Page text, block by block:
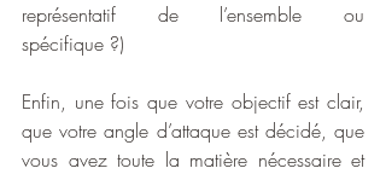
représentatif de l’ensemble ou
spécifique ?)
Enfin, une fois que votre objectif est clair,
que votre angle d’attaque est décidé, que
vous avez toute la matière nécessaire et